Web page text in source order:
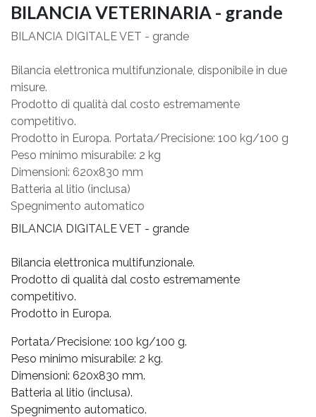
BILANCIA VETERINARIA - grande
BILANCIA DIGITALE VET - grande
Bilancia elettronica multifunzionale, disponibile in due
misure.
Prodotto di qualità dal costo estremamente
competitivo.
Prodotto in Europa. Portata/Precisione: 100 kg/100 g
Peso minimo misurabile: 2 kg
Dimensioni: 620x830 mm
Batteria al litio (inclusa)
Spegnimento automatico
BILANCIA DIGITALE VET - grande
Bilancia elettronica multifunzionale.
Prodotto di qualità dal costo estremamente
competitivo.
Prodotto in Europa.
Portata/Precisione: 100 kg/100 g.
Peso minimo misurabile: 2 kg.
Dimensioni: 620x830 mm.
Batteria al litio (inclusa).
Spegnimento automatico.